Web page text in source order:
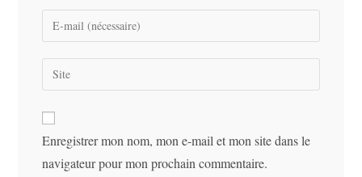
name
comment
Enter
your
email
address
Saisir
l’URL
votre
site
(facultatif)
Enregistrer mon nom, mon e-mail et mon site dans le
navigateur pour mon prochain commentaire.